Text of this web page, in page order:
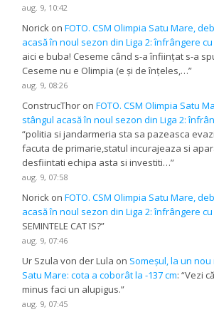
aug. 9, 10:42
Norick onFOTO. CSM Olimpia Satu Mare,
acasă în noul sezon din Liga 2: înfrângere
aici e buba! Ceseme când s-a înființat s-a
Ceseme nu e Olimpia (e și de înțeles,…”
aug. 9, 08:26
ConstrucThor onFOTO. CSM Olimpia Satu
stângul acasă în noul sezon din Liga 2:
“politia si jandarmeria sta sa pazeasca
facuta de primarie,statul incurajeaza si
desfiintati echipa asta si investiti…”
aug. 9, 07:58
Norick onFOTO. CSM Olimpia Satu Mare,
acasă în noul sezon din Liga 2: înfrângere
SEMINTELE CAT IS?”
aug. 9, 07:46
Ur Szula von der Lula on Someșul, la un
Satu Mare: cota a coborât la -137 cm: “Vezi
minus faci un alupigus.”
aug. 9, 07:45